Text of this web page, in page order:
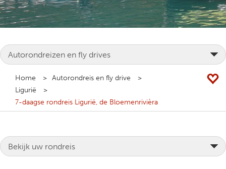
Home
Autorondreis en fly drive
Ligurië
7-daagse rondreis Ligurië, de Bloemenrivièra